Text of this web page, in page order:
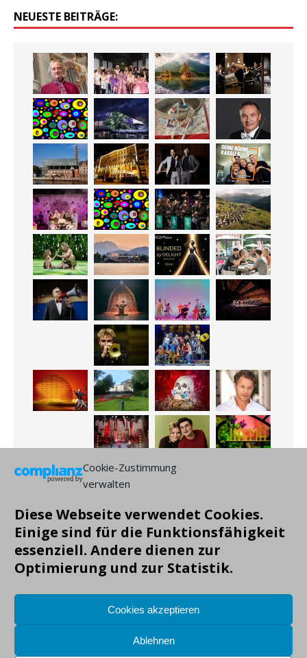
Cookie-Zustimmung
verwalten
Diese Webseite verwendet Cookies.
Einige sind für die Funktionsfähigkeit
essenziell. Andere dienen zur
Optimierung und zur Statistik.
Cookies akzeptieren
Ablehnen
NEUESTE BEITRÄGE: